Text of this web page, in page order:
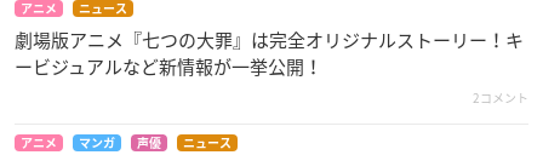
アニメ ニュース
劇場版アニメ『七つの大罪』は完全オリジナルストーリー！キ
ービジュアルなど新情報が一挙公開！
2コメント
アニメ マンガ 声優 ニュース